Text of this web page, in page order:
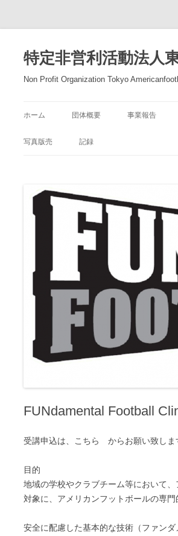
テ
ン
ツ
へ
ス
特定非営利活動法人
Non Profit Organization Tokyo
ホーム 団体概要 事業報告
写真版売 記録
FUNdamental Football
受講申込は、こちら からお願い致しま
目的
地域の学校やクラブチーム等において
対象に、アメリカンフットボールの専
安全に配慮した基本的な技術（ファン